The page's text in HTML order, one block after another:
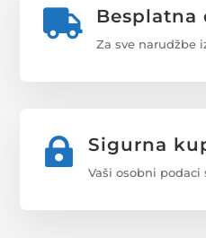
 Besplatna
Za sve narudžbe
 Sigurna
Vaši osobni